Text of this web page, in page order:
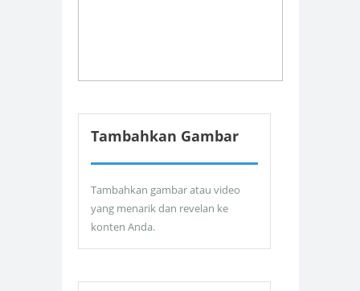
Tambahkan Gambar
Tambahkan gambar atau video
yang menarik dan revelan ke
konten Anda.